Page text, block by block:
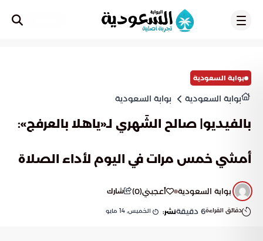
بوابة السعودية
بوابة السعودية بوابة السعودية
بالفيديو| صالح الشَهري لـ«ياهلا بالعرفج»:
أمشي خمس مرات في اليوم لأداء الصلاة
بوابة السعودية أعجبني(
0
) شارك
دقائق القراءة6 دقيقةنشر: الخميس, 14 مايو